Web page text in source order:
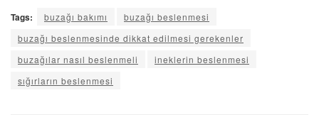
Tags: buzağı bakımı
buzağı beslenmesi
buzağı beslenmesinde dikkat edilmesi gerekenler
buzağılar nasıl beslenmeli
ineklerin beslenmesi
sığırların beslenmesi